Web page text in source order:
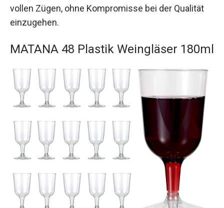
vollen Zügen, ohne Kompromisse bei der Qualität
einzugehen.
MATANA 48 Plastik Weingläser 180ml